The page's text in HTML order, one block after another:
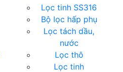
Lọc tinh SS316
Bộ lọc hấp phụ
Lọc tách dầu,
nước
Lọc thô
Lọc tinh